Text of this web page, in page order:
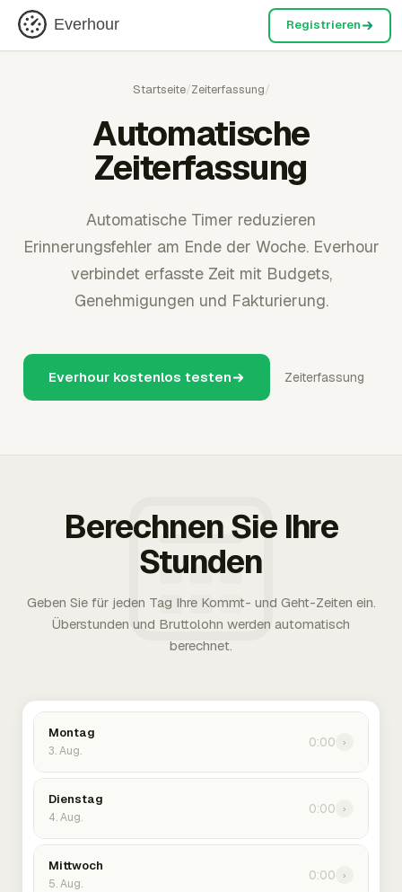
Everhour Registrieren
Startseite/Zeiterfassung/
Automatische
Zeiterfassung
Automatische Timer reduzieren
Erinnerungsfehler am Ende der Woche. Everhour
verbindet erfasste Zeit mit Budgets,
Genehmigungen und Fakturierung.
Everhour kostenlos testen Zeiterfassung
Berechnen Sie Ihre
Stunden
Geben Sie für jeden Tag Ihre Kommt- und Geht-Zeiten ein.
Überstunden und Bruttolohn werden automatisch
berechnet.
Montag
3. Aug.
0:00 ›
Dienstag
4. Aug.
0:00 ›
Mittwoch
5. Aug.
0:00 ›